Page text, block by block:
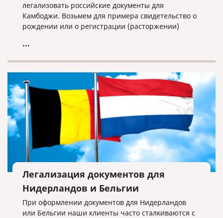
легализовать российские документы для
Камбоджи. Возьмем для примера свидетельство о
рождении или о регистрации (расторжении)
следующим:
...
Легализация документов для
Нидерландов и Бельгии
При оформлении документов для Нидерландов
или Бельгии наши клиенты часто сталкиваются с